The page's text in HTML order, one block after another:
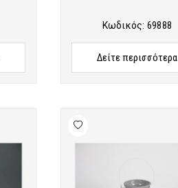
Κωδικός: 69888
Δείτε περισσότερα